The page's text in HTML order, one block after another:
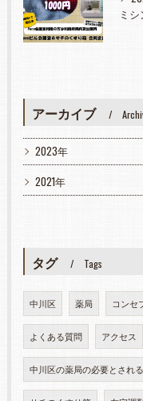
アーカイブ
2023年
2021年
タグ Tags
中川区 薬局 コンセ
よくある質問 アクセス
中川区の薬局の必要とされ